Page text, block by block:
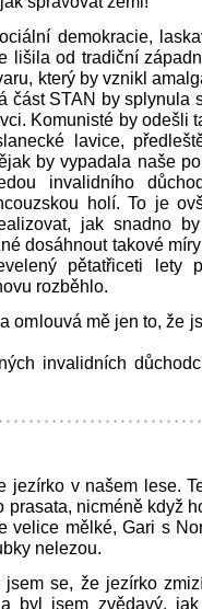
demokracie,
lišila od tradiční
který by vznikl
část STAN by splynula
Komunisté by odešli
lavice,
by vypadala naše
invalidního
holí. To je
jak snadno
dosáhnout takové
pětatřiceti lety
rozběhlo.
omlouvá mě jen to, že
invalidních
jezírko v našem lese.
prasata, nicméně když
velice mělké, Gari s
nelezou.
se, že jezírko
byl jsem zvědavý,